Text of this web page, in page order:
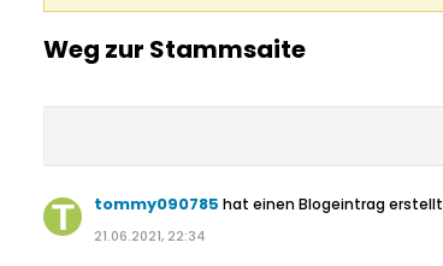
Weg zur Stammsaite
tommy090785 hat einen Blogeintrag erstellt
21.06.2021, 22:34